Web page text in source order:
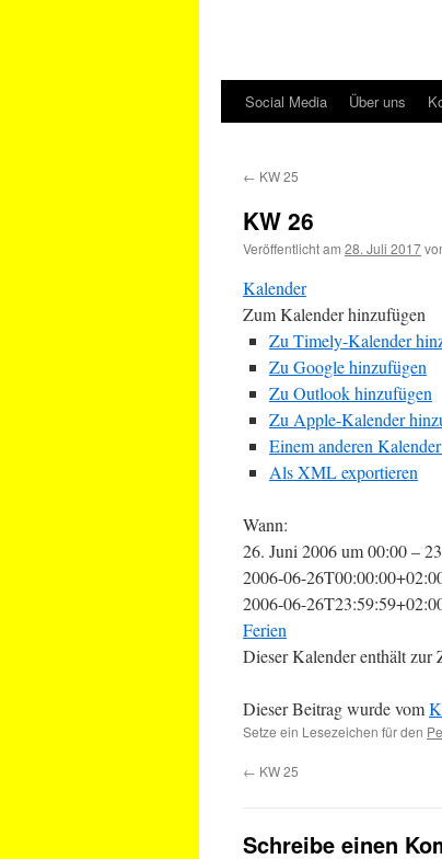
Social Media Über uns
← KW 25
KW 26
Veröffentlicht am 28. Juli 2017
Kalender
Zum Kalender hinzufügen
Zu Timely-Kalender
Zu Google hinzufügen
Zu Outlook hinzufügen
Zu Apple-Kalender
Einem anderen
Als XML exportieren
Wann:
26. Juni 2006 um 00:00 –
2006-06-
2006-06-
Ferien
Dieser Kalender enthält zur
Dieser Beitrag wurde vom
Setze ein Lesezeichen für den
← KW 25
Schreibe einen